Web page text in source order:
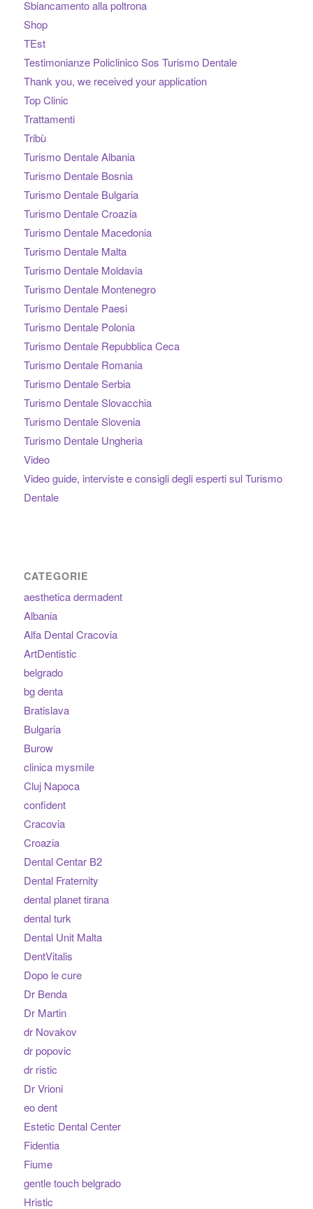
Sbiancamento alla poltrona
Shop
TEst
Testimonianze Policlinico Sos Turismo Dentale
Thank you, we received your application
Top Clinic
Trattamenti
Tribù
Turismo Dentale Albania
Turismo Dentale Bosnia
Turismo Dentale Bulgaria
Turismo Dentale Croazia
Turismo Dentale Macedonia
Turismo Dentale Malta
Turismo Dentale Moldavia
Turismo Dentale Montenegro
Turismo Dentale Paesi
Turismo Dentale Polonia
Turismo Dentale Repubblica Ceca
Turismo Dentale Romania
Turismo Dentale Serbia
Turismo Dentale Slovacchia
Turismo Dentale Slovenia
Turismo Dentale Ungheria
Video
Video guide, interviste e consigli degli esperti sul Turismo
Dentale
CATEGORIE
aesthetica dermadent
Albania
Alfa Dental Cracovia
ArtDentistic
belgrado
bg denta
Bratislava
Bulgaria
Burow
clinica mysmile
Cluj Napoca
confident
Cracovia
Croazia
Dental Centar B2
Dental Fraternity
dental planet tirana
dental turk
Dental Unit Malta
DentVitalis
Dopo le cure
Dr Benda
Dr Martin
dr Novakov
dr popovic
dr ristic
Dr Vrioni
eo dent
Estetic Dental Center
Fidentia
Fiume
gentle touch belgrado
Hristic